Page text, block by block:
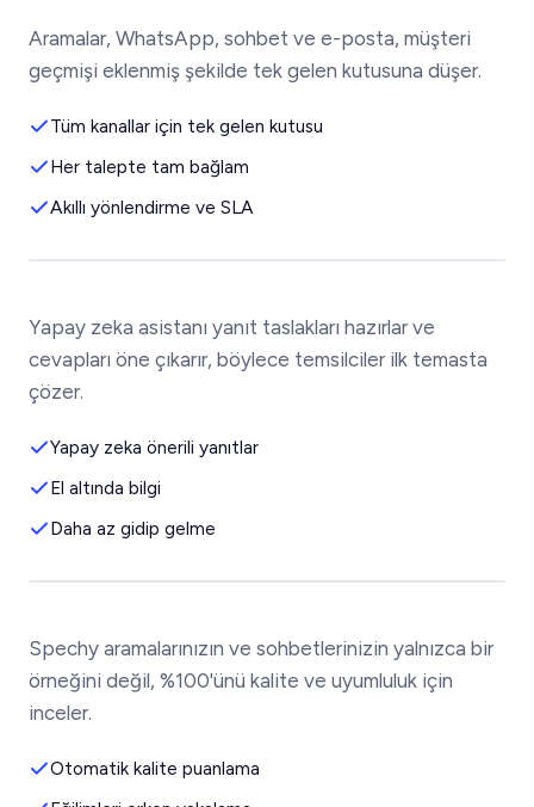
Aramalar, WhatsApp, sohbet ve e-posta, müşteri
geçmişi eklenmiş şekilde tek gelen kutusuna düşer.
Tüm kanallar için tek gelen kutusu
Her talepte tam bağlam
Akıllı yönlendirme ve SLA
Yapay zeka asistanı yanıt taslakları hazırlar ve
cevapları öne çıkarır, böylece temsilciler ilk temasta
çözer.
Yapay zeka önerili yanıtlar
El altında bilgi
Daha az gidip gelme
Spechy aramalarınızın ve sohbetlerinizin yalnızca bir
örneğini değil, %100'ünü kalite ve uyumluluk için
inceler.
Otomatik kalite puanlama